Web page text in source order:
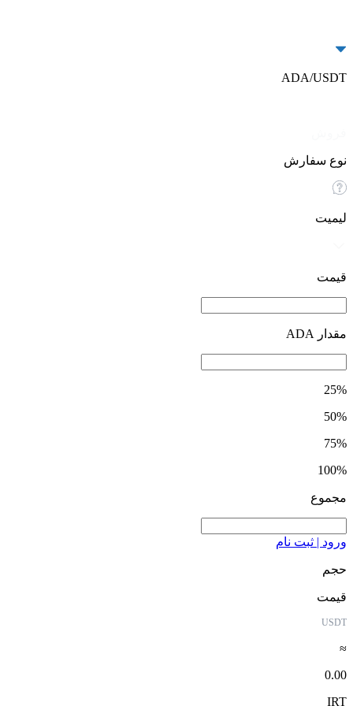
ADA/USDT
نوع سفارش
لیمیت
قیمت
مقدار ADA
25%
50%
75%
100%
مجموع
ورود | ثبت نام
حجم
قیمت
USDT
≈
0.00
IRT